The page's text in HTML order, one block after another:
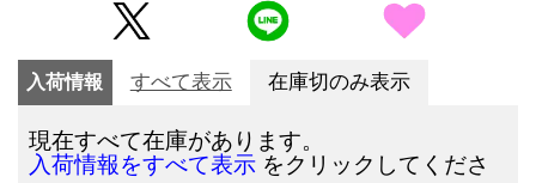
入荷情報 すべて表示 在庫切のみ表示
現在すべて在庫があります。
入荷情報をすべて表示 をクリックしてくださ